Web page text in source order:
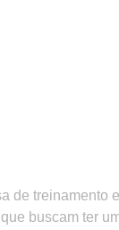
de treinamento e
buscam ter